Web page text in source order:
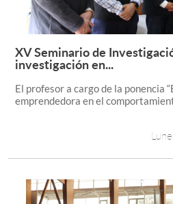
XV Seminario de
investigación en...
El profesor a cargo de la ponencia
emprendedora en el